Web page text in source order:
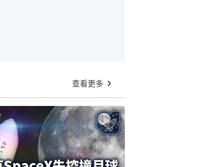
查看更多